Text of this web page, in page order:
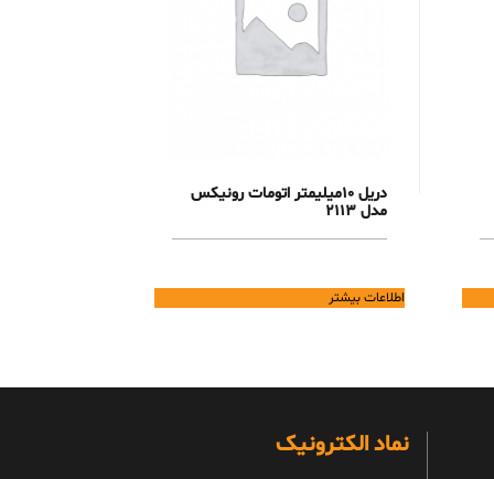
دریل 10میلیمتر اتومات رونیکس
مدل 2113
اطلاعات بیشتر
نماد الکترونیک